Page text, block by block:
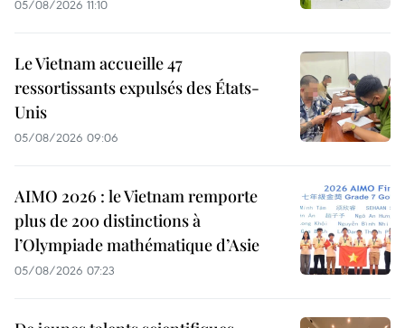
05/08/2026 11:10
Le Vietnam accueille 47
ressortissants expulsés des États-
Unis
05/08/2026 09:06
AIMO 2026 : le Vietnam remporte
plus de 200 distinctions à
l’Olympiade mathématique d’Asie
05/08/2026 07:23